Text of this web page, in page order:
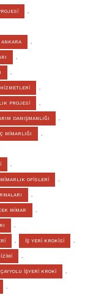
,
,
,
,
,
PROJESİ ,
DANIŞMANLIĞI ,
MİMARLIĞI ,
,
MİMARLIK OFİSLERİ ,
,
MİMAR ,
,
, İŞ YERİ KROKİSİ ,
,
ÇAYYOLU İŞYERİ KROKİ ,
,